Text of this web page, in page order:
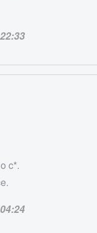
22:33
c*.
04:24